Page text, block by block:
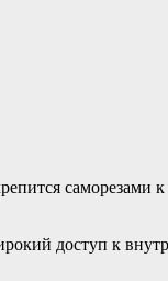
саморезами
доступ к